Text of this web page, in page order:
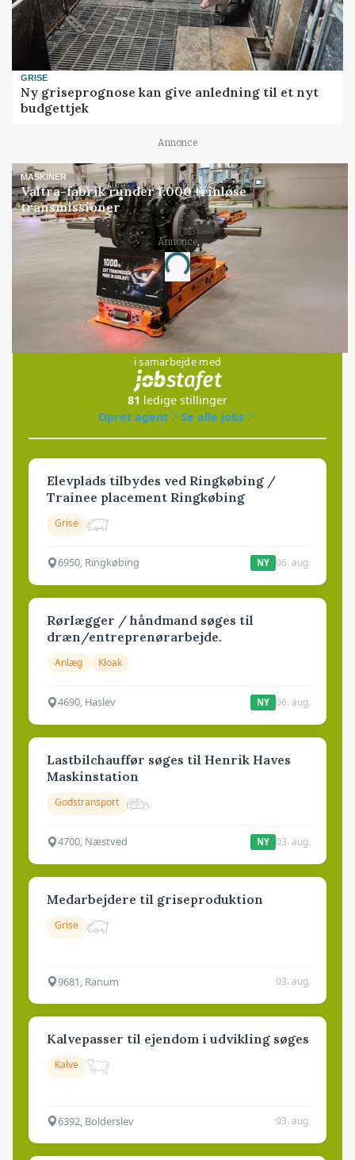
GRISE
Ny griseprognose kan give anledning til et nyt
budgettjek
Annonce
MASKINER
Valtra-fabrik runder 1.000 trinløse
transmissioner
Annonce
Loading...
Jobs
i samarbejde med
81 ledige stillinger
Opret agent
Se alle jobs
Elevplads tilbydes ved Ringkøbing /
Trainee placement Ringkøbing
Grise
6950, Ringkøbing NY 06. aug.
Rørlægger / håndmand søges til
dræn/entreprenørarbejde.
Anlæg Kloak
4690, Haslev NY 06. aug.
Lastbilchauffør søges til Henrik Haves
Maskinstation
Godstransport
4700, Næstved NY 03. aug.
Medarbejdere til griseproduktion
Grise
9681, Ranum 03. aug.
Kalvepasser til ejendom i udvikling søges
Kalve
6392, Bolderslev 03. aug.